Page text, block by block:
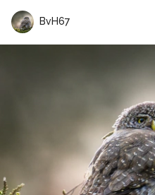
BvH67